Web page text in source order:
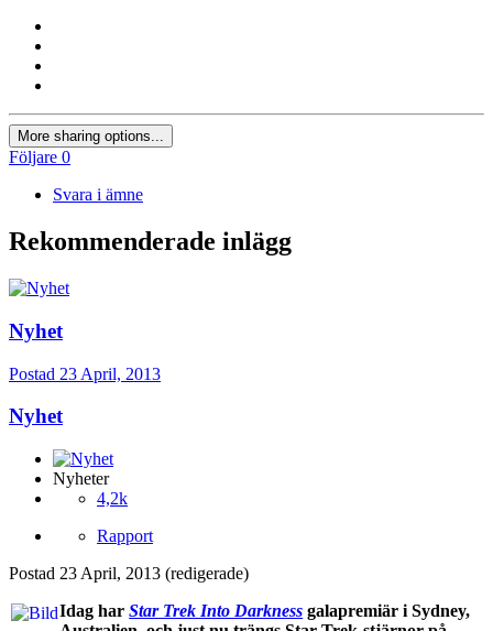
More sharing options...
Följare 0
Svara i ämne
Rekommenderade inlägg
Nyhet
Postad 23 April, 2013
Nyhet
Nyheter
4,2k
Rapport
Postad 23 April, 2013 (redigerade)
Idag harStar Trek Into Darkness galapremiär i Sydney,